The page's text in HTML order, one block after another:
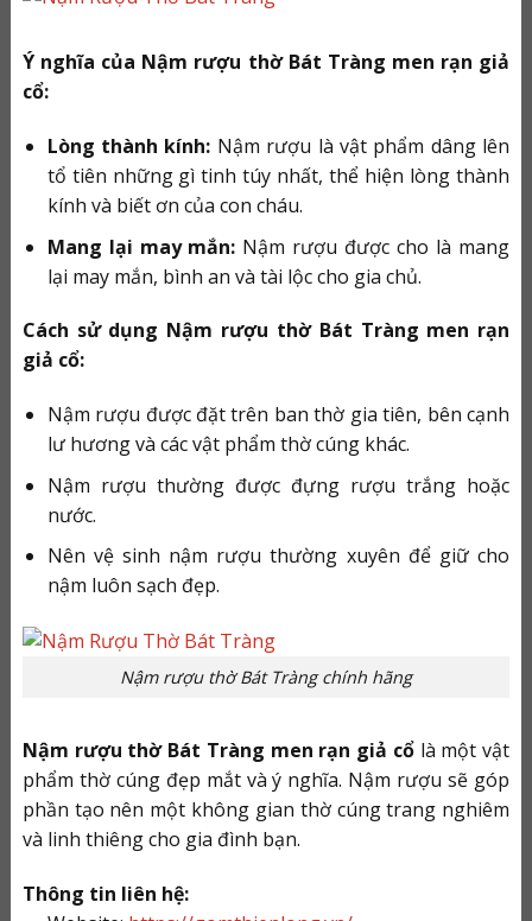
Ý nghĩa của Nậm rượu thờ Bát Tràng men rạn giả
cổ:
Lòng thành kính: Nậm rượu là vật phẩm dâng lên
tổ tiên những gì tinh túy nhất, thể hiện lòng thành
kính và biết ơn của con cháu.
Mang lại may mắn: Nậm rượu được cho là mang
lại may mắn, bình an và tài lộc cho gia chủ.
Cách sử dụng Nậm rượu thờ Bát Tràng men rạn
giả cổ:
Nậm rượu được đặt trên ban thờ gia tiên, bên cạnh
lư hương và các vật phẩm thờ cúng khác.
Nậm rượu thường được đựng rượu trắng hoặc
nước.
Nên vệ sinh nậm rượu thường xuyên để giữ cho
nậm luôn sạch đẹp.
Nậm rượu thờ Bát Tràng chính hãng
Nậm rượu thờ Bát Tràng men rạn giả cổlà một vật
phẩm thờ cúng đẹp mắt và ý nghĩa. Nậm rượu sẽ góp
phần tạo nên một không gian thờ cúng trang nghiêm
và linh thiêng cho gia đình bạn.
Thông tin liên hệ: